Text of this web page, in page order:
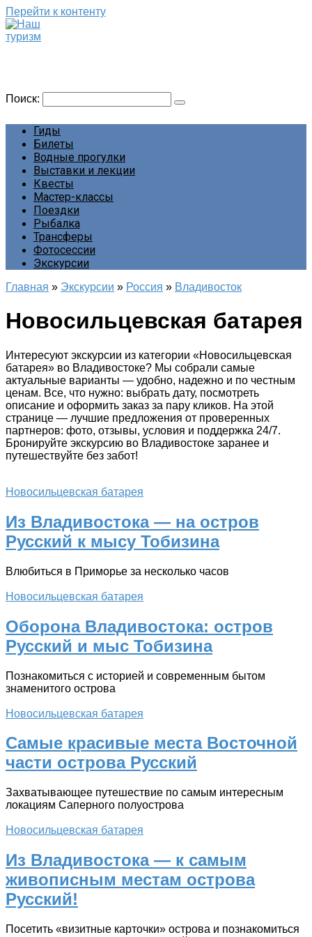
Перейти к контенту
Поиск:
Гиды
Билеты
Водные прогулки
Выставки и лекции
Квесты
Мастер-классы
Поездки
Рыбалка
Трансферы
Фотосессии
Экскурсии
Главная » Экскурсии » Россия » Владивосток
Новосильцевская батарея
Интересуют экскурсии из категории «Новосильцевская
батарея» во Владивостоке? Мы собрали самые
актуальные варианты — удобно, надежно и по честным
ценам. Все, что нужно: выбрать дату, посмотреть
описание и оформить заказ за пару кликов. На этой
странице — лучшие предложения от проверенных
партнеров: фото, отзывы, условия и поддержка 24/7.
Бронируйте экскурсию во Владивостоке заранее и
путешествуйте без забот!
Новосильцевская батарея
Из Владивостока — на остров
Русский к мысу Тобизина
Влюбиться в Приморье за несколько часов
Новосильцевская батарея
Оборона Владивостока: остров
Русский и мыс Тобизина
Познакомиться с историей и современным бытом
знаменитого острова
Новосильцевская батарея
Самые красивые места Восточной
части острова Русский
Захватывающее путешествие по самым интересным
локациям Саперного полуострова
Новосильцевская батарея
Из Владивостока — к самым
живописным местам острова
Русский!
Посетить «визитные карточки» острова и познакомиться